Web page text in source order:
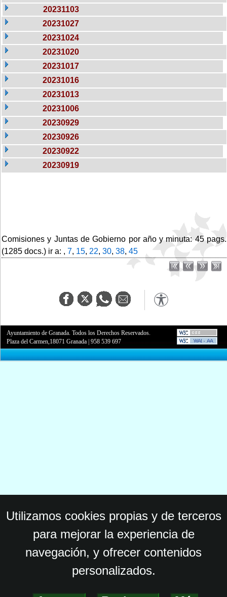
20231103
20231027
20231024
20231020
20231017
20231016
20231013
20231006
20230929
20230926
20230922
20230919
Comisiones y Juntas de Gobierno por año y minuta: 45 pags.
(1285 docs.) ir a: , 7, 15, 22, 30, 38, 45
Ayuntamiento de Granada. Todos los Derechos Reservados.
Plaza del Carmen,18071 Granada |958 539 697
Utilizamos cookies propias y de terceros
para mejorar la experiencia de
navegación, y ofrecer contenidos
personalizados.